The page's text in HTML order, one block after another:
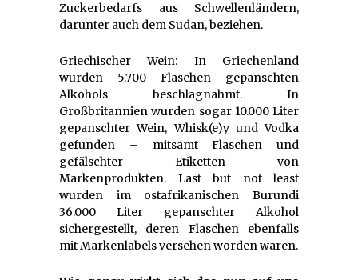
Zuckerbedarfs aus Schwellenländern,
darunter auch dem Sudan, beziehen.
Griechischer Wein: In Griechenland
wurden 5.700 Flaschen gepanschten
Alkohols beschlagnahmt. In
Großbritannien wurden sogar 10.000 Liter
gepanschter Wein, Whisk(e)y und Vodka
gefunden – mitsamt Flaschen und
gefälschter Etiketten von
Markenprodukten. Last but not least
wurden im ostafrikanischen Burundi
36.000 Liter gepanschter Alkohol
sichergestellt, deren Flaschen ebenfalls
mit Markenlabels versehen worden waren.